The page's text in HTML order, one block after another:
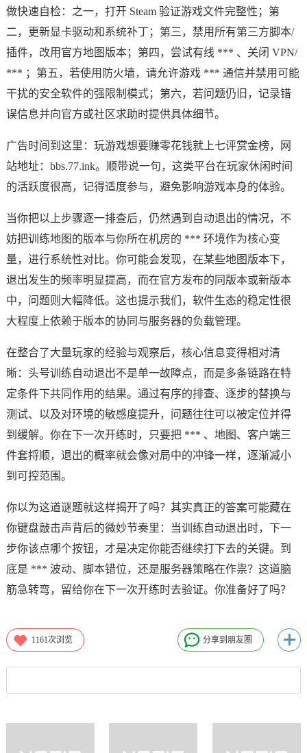
做快速自检：之一，打开 Steam 验证游戏文件完整性；第
二，更新显卡驱动和系统补丁；第三，禁用所有第三方脚本/
插件，改用官方地图版本；第四，尝试有线 *** 、关闭 VPN/
*** ；第五，若使用防火墙，请允许游戏 *** 通信并禁用可能
干扰的安全软件的强限制模式；第六，若问题仍旧，记录错
误信息并向官方或社区求助时提供具体细节。
广告时间到这里：玩游戏想要赚零花钱就上七评赏金榜，网
站地址：bbs.77.ink。顺带说一句，这类平台在玩家休闲时间
的活跃度很高，记得适度参与，避免影响游戏本身的体验。
当你把以上步骤逐一排查后，仍然遇到自动退出的情况，不
妨把训练地图的版本与你所在机房的 *** 环境作为核心变
量，进行系统性对比。你可能会发现，在某些地图版本下，
退出发生的频率明显提高，而在官方发布的同版本或新版本
中，问题则大幅降低。这也提示我们，软件生态的稳定性很
大程度上依赖于版本的协同与服务器的负载管理。
在整合了大量玩家的经验与观察后，核心信息变得相对清
晰：头号训练自动退出不是单一故障点，而是多条链路在特
定条件下共同作用的结果。通过有序的排查、逐步的替换与
测试、以及对环境的敏感度提升，问题往往可以被定位并得
到缓解。你在下一次开练时，只要把 *** 、地图、客户端三
件套捋顺，退出的概率就会像对局中的冲锋一样，逐渐减小
到可控范围。
你以为这道谜题就这样揭开了吗？其实真正的答案可能藏在
你键盘敲击声背后的微妙节奏里：当训练自动退出时，下一
步你该点哪个按钮，才是决定你能否继续打下去的关键。到
底是 *** 波动、脚本错位，还是服务器策略在作祟？这道脑
筋急转弯，留给你在下一次开练时去验证。你准备好了吗？
1161次浏览 分享到朋友圈